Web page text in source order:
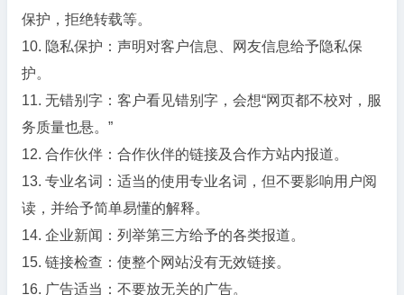
保护，拒绝转载等。
10. 隐私保护：声明对客户信息、网友信息给予隐私保
护。
11. 无错别字：客户看见错别字，会想“网页都不校对，服
务质量也悬。”
12. 合作伙伴：合作伙伴的链接及合作方站内报道。
13. 专业名词：适当的使用专业名词，但不要影响用户阅
读，并给予简单易懂的解释。
14. 企业新闻：列举第三方给予的各类报道。
15. 链接检查：使整个网站没有无效链接。
16. 广告适当：不要放无关的广告。